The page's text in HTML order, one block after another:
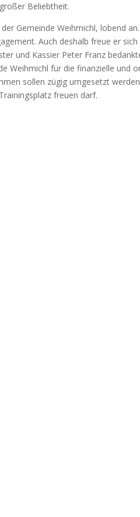
Beliebtheit.
Gemeinde Weihmichl, lobend
Auch deshalb freue er
und Kassier Peter Franz
Weihmichl für die finanzielle und
sollen zügig umgesetzt
freuen darf.